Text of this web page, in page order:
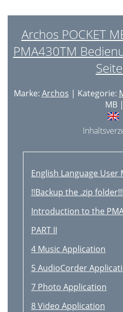
Archos POCKET
PMA430TM
Marke: Archos | Kategorie:
MB |
English Language User
!!Backup the .zip folder!!!
Introduction to the
PART II
4 Music Application
5 AudioCorder
7 Photo Application
8 Video Application